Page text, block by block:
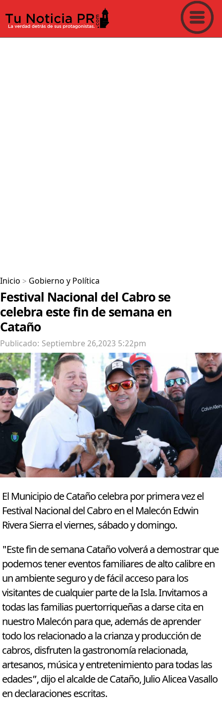
Inicio > Gobierno y Política
Festival Nacional del Cabro se
celebra este fin de semana en
Cataño
Publicado: Septiembre 26,2023 5:22pm
El Municipio de Cataño celebra por primera vez el
Festival Nacional del Cabro en el Malecón Edwin
Rivera Sierra el viernes, sábado y domingo.
"Este fin de semana Cataño volverá a demostrar que
podemos tener eventos familiares de alto calibre en
un ambiente seguro y de fácil acceso para los
visitantes de cualquier parte de la Isla. Invitamos a
todas las familias puertorriqueñas a darse cita en
nuestro Malecón para que, además de aprender
todo los relacionado a la crianza y producción de
cabros, disfruten la gastronomía relacionada,
artesanos, música y entretenimiento para todas las
edades”, dijo el alcalde de Cataño, Julio Alicea Vasallo
en declaraciones escritas.